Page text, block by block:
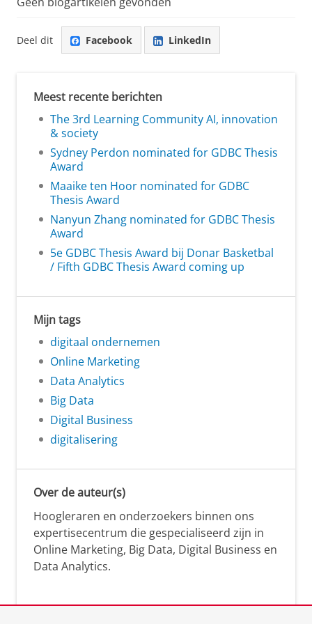
Deel dit Facebook LinkedIn
Meest recente berichten
The 3rd Learning Community AI, innovation
& society
Sydney Perdon nominated for GDBC Thesis
Award
Maaike ten Hoor nominated for GDBC
Thesis Award
Nanyun Zhang nominated for GDBC Thesis
Award
5e GDBC Thesis Award bij Donar Basketbal
/ Fifth GDBC Thesis Award coming up
Mijn tags
digitaal ondernemen
Online Marketing
Data Analytics
Big Data
Digital Business
digitalisering
Over de auteur(s)
Hoogleraren en onderzoekers binnen ons
expertisecentrum die gespecialiseerd zijn in
Online Marketing, Big Data, Digital Business en
Data Analytics.